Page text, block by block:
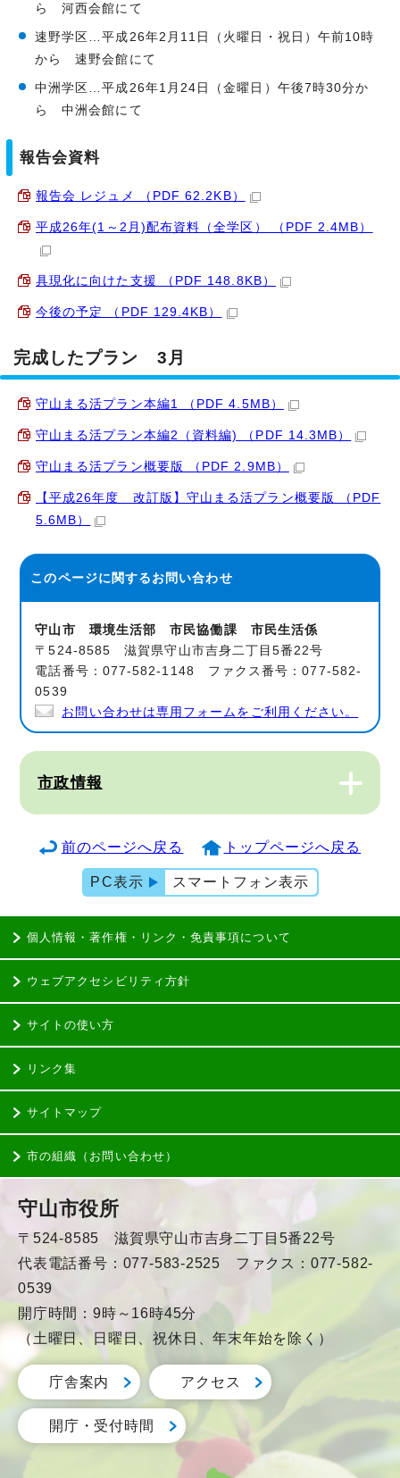
ら 河西会館にて
速野学区…平成26年2月11日（火曜日・祝日）午前10時
から 速野会館にて
中洲学区…平成26年1月24日（金曜日）午後7時30分か
ら 中洲会館にて
報告会資料
報告会 レジュメ （PDF 62.2KB）
平成26年(1～2月)配布資料（全学区） （PDF 2.4MB）
具現化に向けた支援 （PDF 148.8KB）
今後の予定 （PDF 129.4KB）
完成したプラン 3月
守山まる活プラン本編1 （PDF 4.5MB）
守山まる活プラン本編2（資料編) （PDF 14.3MB）
守山まる活プラン概要版 （PDF 2.9MB）
【平成26年度 改訂版】守山まる活プラン概要版 （PDF
5.6MB）
このページに関するお問い合わせ
守山市 環境生活部 市民協働課 市民生活係
〒524-8585 滋賀県守山市吉身二丁目5番22号
電話番号：077-582-1148 ファクス番号：077-582-
0539
お問い合わせは専用フォームをご利用ください。
市政情報
前のページへ戻る トップページへ戻る
PC表示 スマートフォン表示
個人情報・著作権・リンク・免責事項について
ウェブアクセシビリティ方針
サイトの使い方
リンク集
サイトマップ
市の組織（お問い合わせ）
守山市役所
〒524-8585 滋賀県守山市吉身二丁目5番22号
代表電話番号：077-583-2525 ファクス：077-582-
0539
開庁時間：9時～16時45分
（土曜日、日曜日、祝休日、年末年始を除く）
庁舎案内 アクセス
開庁・受付時間